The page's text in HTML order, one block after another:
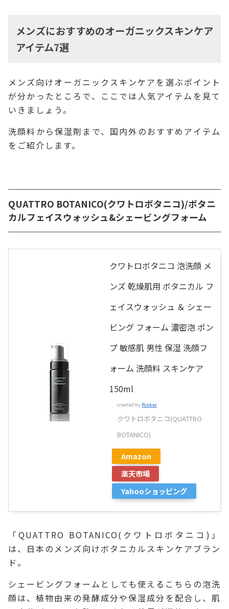
メンズにおすすめのオーガニックスキンケア
アイテム7選
メンズ向けオーガニックスキンケアを選ぶポイント
が分かったところで、ここでは人気アイテムを見て
いきましょう。
洗顔料から保湿剤まで、国内外のおすすめアイテム
をご紹介します。
QUATTRO BOTANICO(クワトロボタニコ)/ボタニ
カルフェイスウォッシュ&シェービングフォーム
クワトロボタニコ 泡洗顔 メ
ンズ 乾燥肌用 ボタニカル フ
ェイスウォッシュ ＆ シェー
ビング フォーム 濃密泡 ポン
プ 敏感肌 男性 保湿 洗顔フ
ォーム 洗顔料 スキンケア
150ml
created by Rinker
クワトロボタニコ(QUATTRO
BOTANICO)
Amazon
楽天市場
Yahooショッピング
「QUATTRO BOTANICO(クワトロボタニコ)」
は、日本のメンズ向けボタニカルスキンケアブラン
ド。
シェービングフォームとしても使えるこちらの泡洗
顔は、植物由来の発酵成分や保湿成分を配合し、肌